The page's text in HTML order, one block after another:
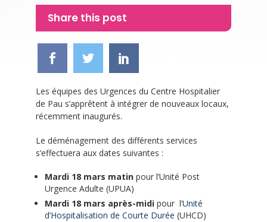
Share this post
Les équipes des Urgences du Centre Hospitalier
de Pau s’apprêtent à intégrer de nouveaux locaux,
récemment inaugurés.
Le déménagement des différents services
s’effectuera aux dates suivantes :
Mardi 18 mars matinpour l’Unité Post
Urgence Adulte (UPUA)
Mardi 18 mars après-midipour l’Unité
d’Hospitalisation de Courte Durée (UHCD)